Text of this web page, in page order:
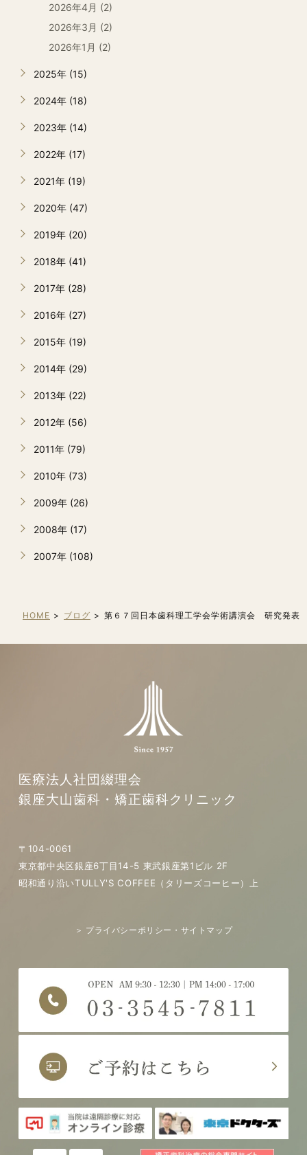
2026年4月 (2)
2026年3月 (2)
2026年1月 (2)
2025年 (15)
2024年 (18)
2023年 (14)
2022年 (17)
2021年 (19)
2020年 (47)
2019年 (20)
2018年 (41)
2017年 (28)
2016年 (27)
2015年 (19)
2014年 (29)
2013年 (22)
2012年 (56)
2011年 (79)
2010年 (73)
2009年 (26)
2008年 (17)
2007年 (108)
HOME ブログ 第６７回日本歯科理工学会学術講演会 研究発表
医療法人社団綴理会
銀座大山歯科・矯正歯科クリニック
〒104-0061
東京都中央区銀座6丁目14-5 東武銀座第1ビル 2F
昭和通り沿いTULLY'S COFFEE（タリーズコーヒー）上
＞ プライバシーポリシー・サイトマップ